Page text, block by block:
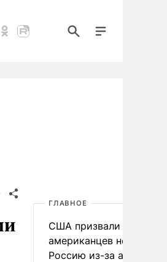
ГЛАВНОЕ
США призвали
американцев не
Россию из-за атак ВСУ